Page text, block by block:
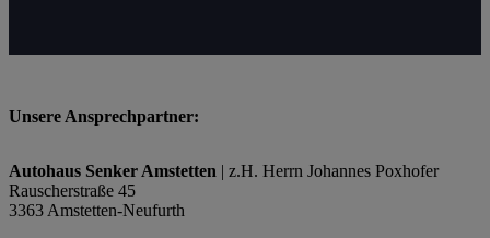
Unsere Ansprechpartner:
Autohaus Senker Amstetten | z.H. Herrn Johannes Poxhofer
Rauscherstraße 45
3363 Amstetten-Neufurth